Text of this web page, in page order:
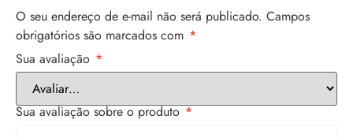
O seu endereço de e-mail não será publicado. Campos
obrigatórios são marcados com *
Sua avaliação *
Sua avaliação sobre o produto*